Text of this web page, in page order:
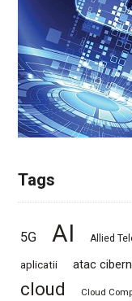
Tags
5G AI Allied
aplicatii atac
cloud Cloud